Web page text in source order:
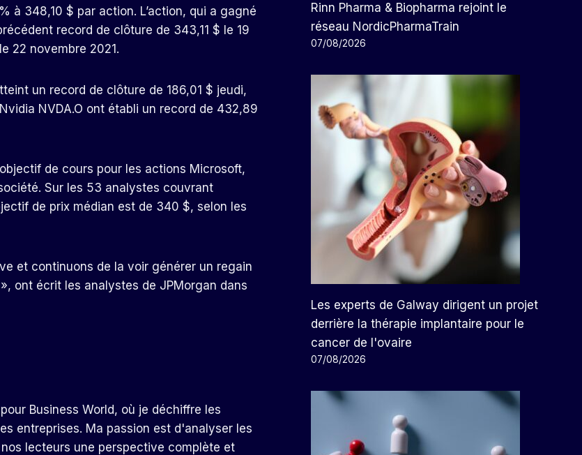
à 348,10 $ par action. L’action, qui a gagné
record de clôture de 343,11 $ le 19
22 novembre 2021.
un record de clôture de 186,01 $ jeudi,
NVDA.O ont établi un record de 432,89
de cours pour les actions Microsoft,
Sur les 53 analystes couvrant
de prix médian est de 340 $, selon les
et continuons de la voir générer un regain
ont écrit les analystes de JPMorgan dans
Business World, où je déchiffre les
entreprises. Ma passion est d'analyser les
lecteurs une perspective complète et
Rinn Pharma & Biopharma rejoint le
réseau NordicPharmaTrain
07/08/2026
Les experts de Galway dirigent un projet
derrière la thérapie implantaire pour le
cancer de l'ovaire
07/08/2026